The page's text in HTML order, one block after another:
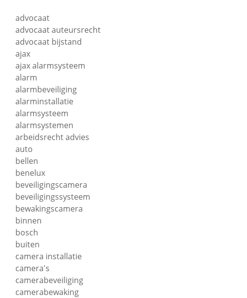
advocaat
advocaat auteursrecht
advocaat bijstand
ajax
ajax alarmsysteem
alarm
alarmbeveiliging
alarminstallatie
alarmsysteem
alarmsystemen
arbeidsrecht advies
auto
bellen
benelux
beveiligingscamera
beveiligingssysteem
bewakingscamera
binnen
bosch
buiten
camera installatie
camera's
camerabeveiliging
camerabewaking